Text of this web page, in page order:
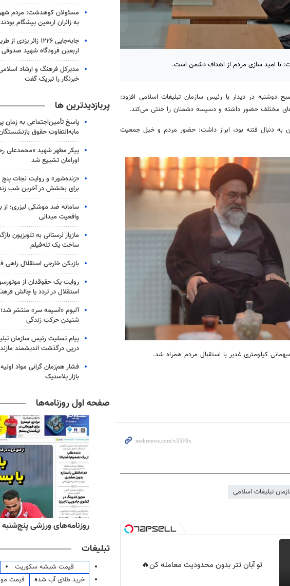
نا امید سازی مردم از اهداف دشمن است.
دوشنبه در دیدار با رئیس سازمان تبلیغات اسلامی افزود:
مختلف حضور داشته و دسیسه دشمنان را خنثی می‌کند.
دنبال فتنه بود، ابراز داشت: حضور مردم و خیلجمعیت
کیلومتری غدیر با استقبال مردم همراه شد.
تبلیغات اسلامی
تو آبان تتر بدون محدودیت معامله کن🔥
مسئولان کوهدشت: مردم
به زائران اربعین پیشگام بودند
جابه‌جایی ۱۲۲۶ زائر
اربعین فرودگاه شهید صدوقی
مدیرکل فرهنگ و ارشاد
خبرنگار را تبریک گفت
پربازدیدترین ها
پاسخ تأمین‌اجتماعی به زمان
مابه‌التفاوت حقوق
پیکر مطهر شهید «محمدعلی
اورامان تشییع شد
«زنده‌شور» و روایت نجات
برای بخشش در آخرین شب
سامانه ضد موشکی لیزری؛ از
واقعیت میدانی
مازیار لرستانی به تلویزیون
ساخت یک تله‌فیلم
بازیکن خارجی استقلال راهی
روایت یک حقوقدان از
استقلال در تردد یا چالش
آلبوم «آسیمه سر» منتشر
شنیدن حرکتِ زندگی
پیام تسلیت رئیس سازمان
درپی درگذشت اندیشمند
فشار هم‌زمان گرانی مواد
بازار پلاستیک
صفحه اول روزنامه‌ها
روزنامه‌های صبح پنج‌شنبه ۱۵ مرداد ۱۴۰۵ روزنامه‌های ورزشی پنج‌شنبه ۱۵ مرداد ۱۴۰۵
تبلیغات
قیمت شیشه سکوریت
خرید طلای آب شده
قیمت